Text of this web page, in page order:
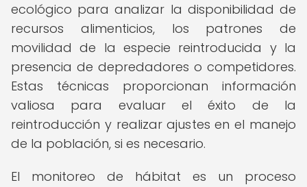
ecológico para analizar la disponibilidad de
recursos alimenticios, los patrones de
movilidad de la especie reintroducida y la
presencia de depredadores o competidores.
Estas técnicas proporcionan información
valiosa para evaluar el éxito de la
reintroducción y realizar ajustes en el manejo
de la población, si es necesario.
El monitoreo de hábitat es un proceso